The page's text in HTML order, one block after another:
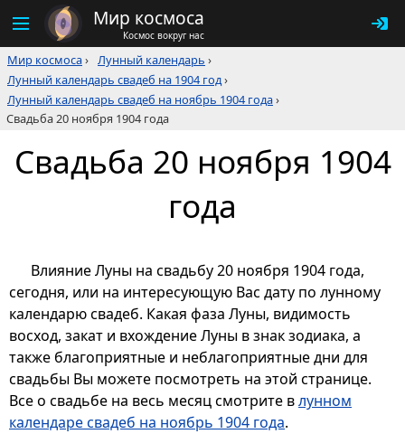
Мир космоса
Космос вокруг нас
Мир космоса› Лунный календарь ›
Лунный календарь свадеб на 1904 год›
Лунный календарь свадеб на ноябрь 1904 года›
Свадьба 20 ноября 1904 года
Свадьба 20 ноября 1904
года
Влияние Луны на свадьбу 20 ноября 1904 года,
сегодня, или на интересующую Вас дату по лунному
календарю свадеб. Какая фаза Луны, видимость
восход, закат и вхождение Луны в знак зодиака, а
также благоприятные и неблагоприятные дни для
свадьбы Вы можете посмотреть на этой странице.
Все о свадьбе на весь месяц смотрите влунном
календаре свадеб на ноябрь 1904 года.